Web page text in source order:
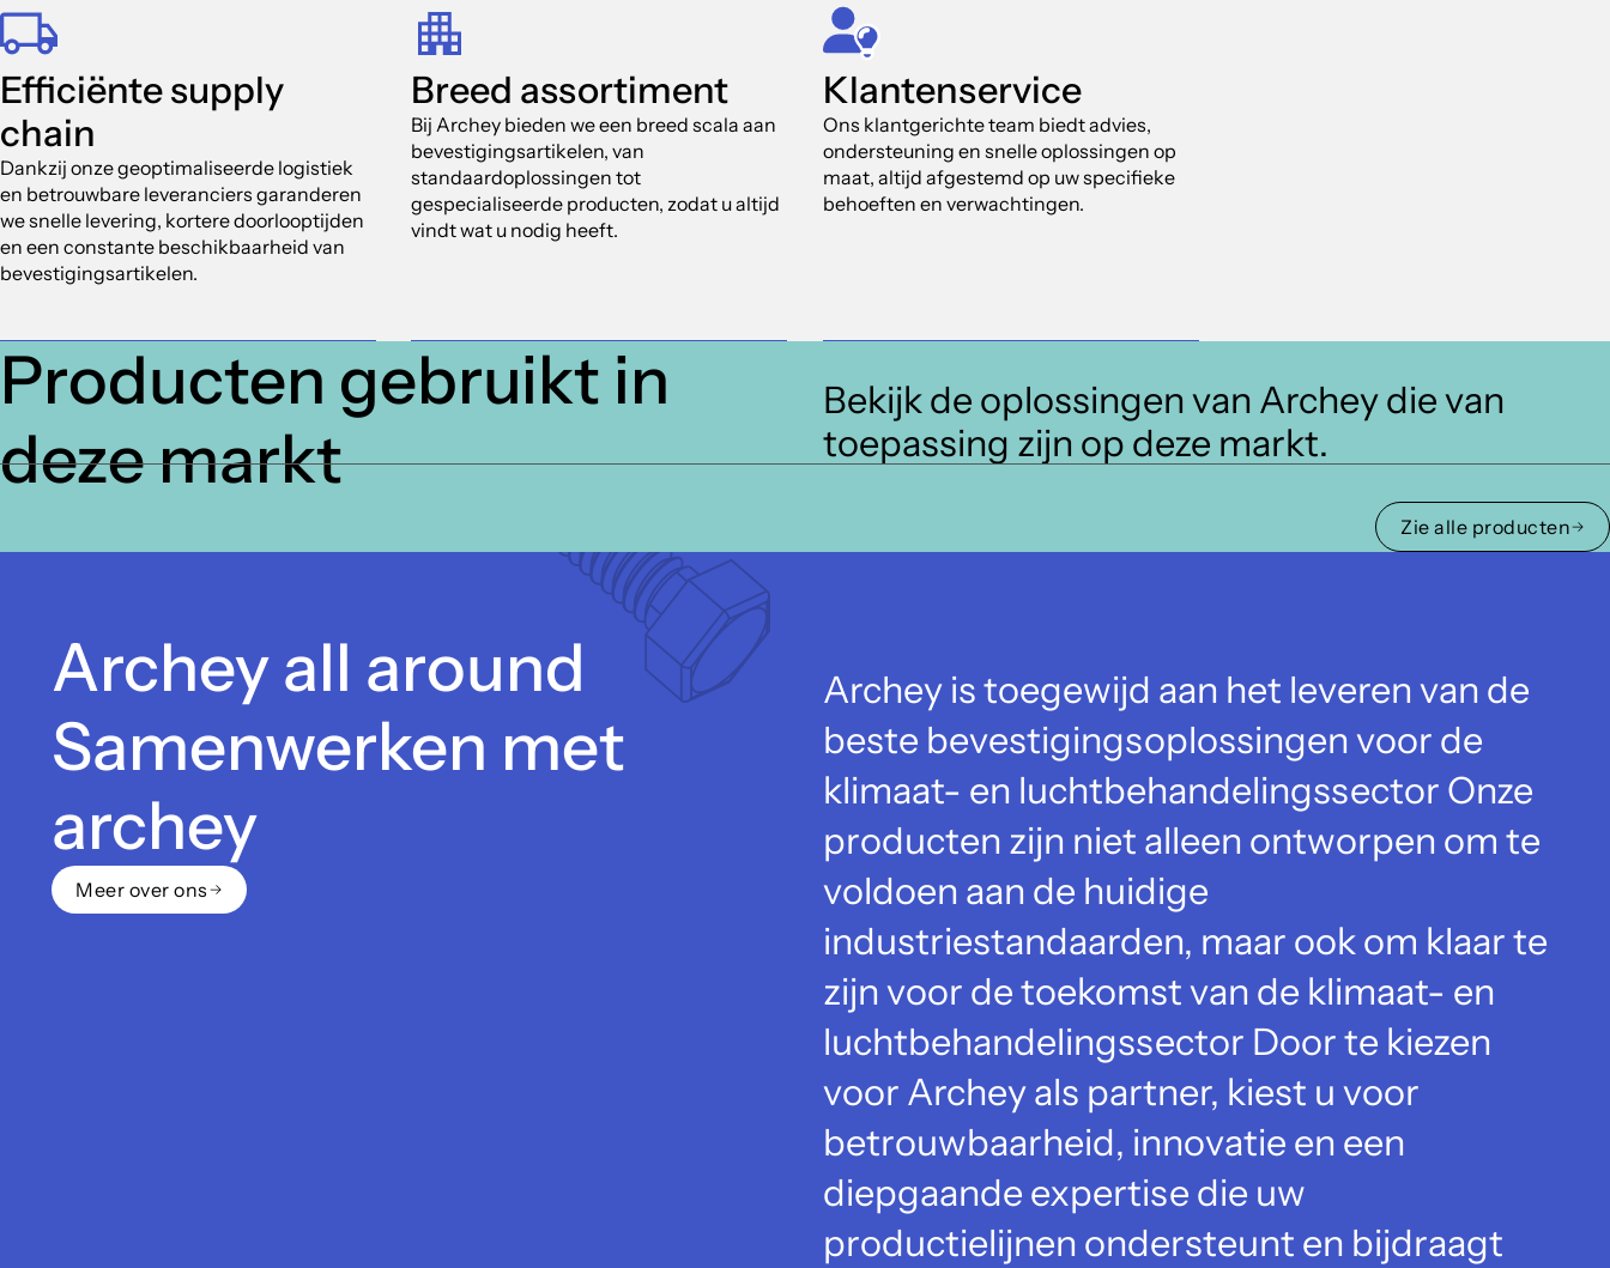
Efficiënte supply
chain
Dankzij onze geoptimaliseerde logistiek
en betrouwbare leveranciers garanderen
we snelle levering, kortere doorlooptijden
en een constante beschikbaarheid van
bevestigingsartikelen.
Breed assortiment
Bij Archey bieden we een breed scala aan
bevestigingsartikelen, van
standaardoplossingen tot
gespecialiseerde producten, zodat u altijd
vindt wat u nodig heeft.
Klantenservice
Ons klantgerichte team biedt advies,
ondersteuning en snelle oplossingen op
maat, altijd afgestemd op uw specifieke
behoeften en verwachtingen.
Producten gebruikt in
deze markt
Bekijk de oplossingen van Archey die van
toepassing zijn op deze markt.
Zie alle producten
Archey all around
Samenwerken met
archey
Meer over ons
Archey is toegewijd aan het leveren van de
beste bevestigingsoplossingen voor de
klimaat- en luchtbehandelingssector Onze
producten zijn niet alleen ontworpen om te
voldoen aan de huidige
industriestandaarden, maar ook om klaar te
zijn voor de toekomst van de klimaat- en
luchtbehandelingssector Door te kiezen
voor Archey als partner, kiest u voor
betrouwbaarheid, innovatie en een
diepgaande expertise die uw
productielijnen ondersteunt en bijdraagt